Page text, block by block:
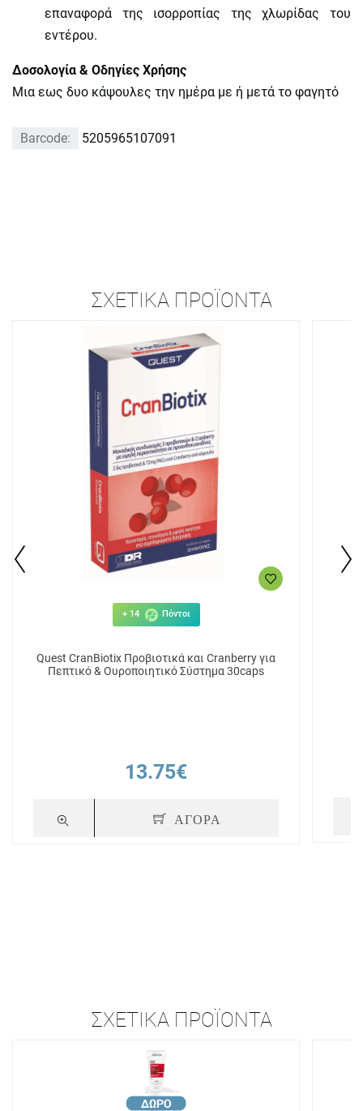
επαναφορά της ισορροπίας της χλωρίδας του
εντέρου.
Δοσολογία & Οδηγίες Χρήσης
Μια εως δυο κάψουλες την ημέρα με ή μετά το φαγητό
Barcode: 5205965107091
ΣΧΕΤΙΚΆ ΠΡΟΪΌΝΤΑ
+ 14 Πόντοι
Quest CranBiotix Προβιοτικά και Cranberry για
Πεπτικό & Ουροποιητικό Σύστημα 30caps
13.75€
ΑΓΟΡΑ
ΣΧΕΤΙΚΆ ΠΡΟΪΌΝΤΑ